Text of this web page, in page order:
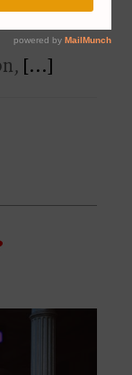
[...]